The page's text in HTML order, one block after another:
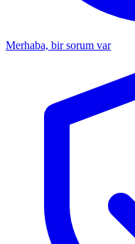
Merhaba, bir sorum var